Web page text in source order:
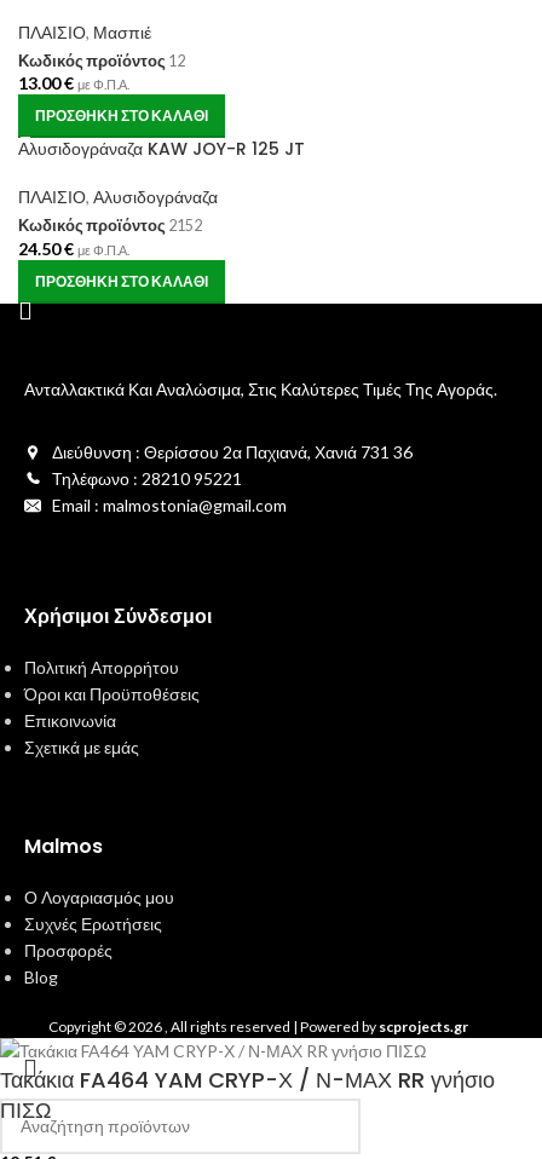
ΠΛΑΙΣΙΟ, Μασπιέ
Κωδικός προϊόντος 12
13.00€ με Φ.Π.Α.
ΠΡΟΣΘΉΚΗ ΣΤΟ ΚΑΛΆΘΙ
Αλυσιδογράναζα KAW JOY-R 125 JT
ΠΛΑΙΣΙΟ, Αλυσιδογράναζα
Κωδικός προϊόντος 2152
24.50€ με Φ.Π.Α.
ΠΡΟΣΘΉΚΗ ΣΤΟ ΚΑΛΆΘΙ
Ανταλλακτικά Και Αναλώσιμα, Στις Καλύτερες Τιμές Της Αγοράς.
Διεύθυνση : Θερίσσου 2α Παχιανά, Χανιά 731 36
Τηλέφωνο : 28210 95221
Email : malmostonia@gmail.com
Χρήσιμοι Σύνδεσμοι
Πολιτική Απορρήτου
Όροι και Προϋποθέσεις
Επικοινωνία
Σχετικά με εμάς
Malmos
Ο Λογαριασμός μου
Συχνές Ερωτήσεις
Προσφορές
Blog
Copyright ©2026 , All rights reserved | Powered by scprojects.gr
Τακάκια FA464 YAM CRYP-Χ / Ν-ΜΑΧ RR γνήσιο
ΠΙΣΩ